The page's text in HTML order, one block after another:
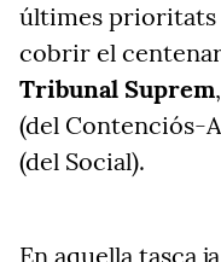
últimes prioritats
cobrir el
Tribunal Suprem
(del Contenciós-
(del Social).
En aquella tasca